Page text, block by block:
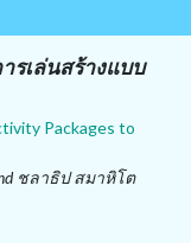
รเล่นสร้างแบบ
Packages to
ชลาธิป สมาหิโต